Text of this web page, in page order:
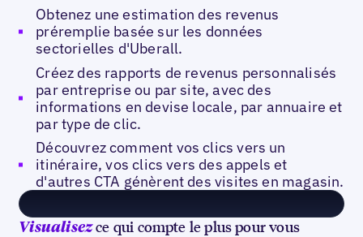
Obtenez une estimation des revenus
préremplie basée sur les données
sectorielles d'Uberall.
Créez des rapports de revenus personnalisés
par entreprise ou par site, avec des
informations en devise locale, par annuaire et
par type de clic.
Découvrez comment vos clics vers un
itinéraire, vos clics vers des appels et
d'autres CTA génèrent des visites en magasin.
Visualisezce qui compte le plus pour vous